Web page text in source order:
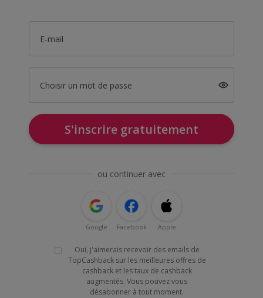
E-mail
Choisir un mot de passe
S'inscrire gratuitement
ou continuer avec
Google Facebook Apple
Oui, j'aimerais recevoir des emails de
TopCashback sur les meilleures offres de
cashback et les taux de cashback
augmentés. Vous pouvez vous
désabonner à tout moment.